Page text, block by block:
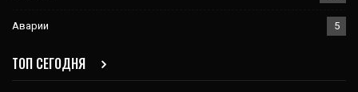
Аварии 5
ТОП СЕГОДНЯ